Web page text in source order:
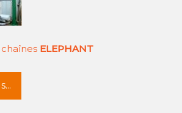
ELEPHANT